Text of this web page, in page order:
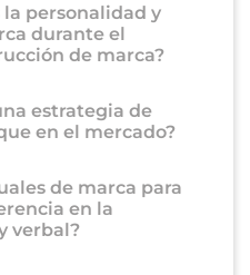
personalidad y
durante el
de marca?
estrategia de
en el mercado?
de marca para
en la
verbal?